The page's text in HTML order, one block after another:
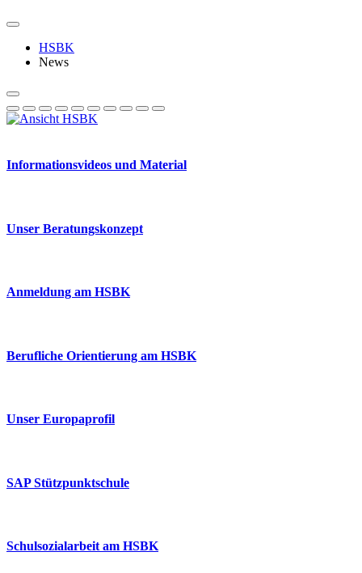
HSBK
News
Informationsvideos und Material
Unser Beratungskonzept
Anmeldung am HSBK
Berufliche Orientierung am HSBK
Unser Europaprofil
SAP Stützpunktschule
Schulsozialarbeit am HSBK